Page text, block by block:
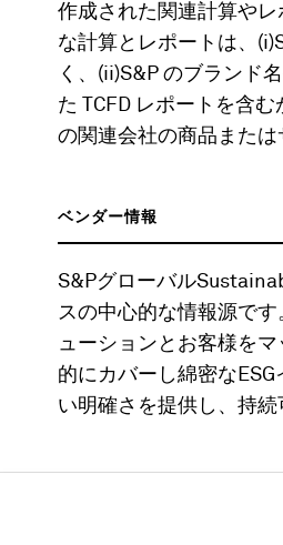
作成された関連計算や
な計算とレポートは、
く、(ii)S&P のブランド
た TCFD レポートを含
の関連会社の商品または
ベンダー情報
S&Pグローバル
スの中心的な情報源で
ューションとお客様を
的にカバーし綿密な
い明確さを提供し、持続